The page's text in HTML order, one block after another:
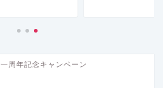
一周年記念キャンペーン